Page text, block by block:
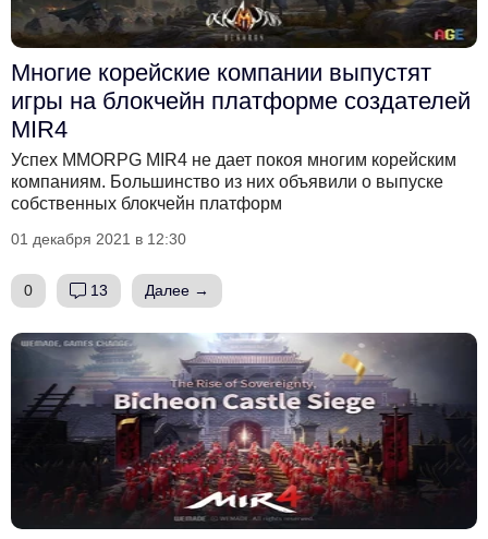
Многие корейские компании выпустят
игры на блокчейн платформе создателей
MIR4
Успех MMORPG MIR4 не дает покоя многим корейским
компаниям. Большинство из них объявили о выпуске
собственных блокчейн платформ
01 декабря 2021 в 12:30
0 13 Далее →